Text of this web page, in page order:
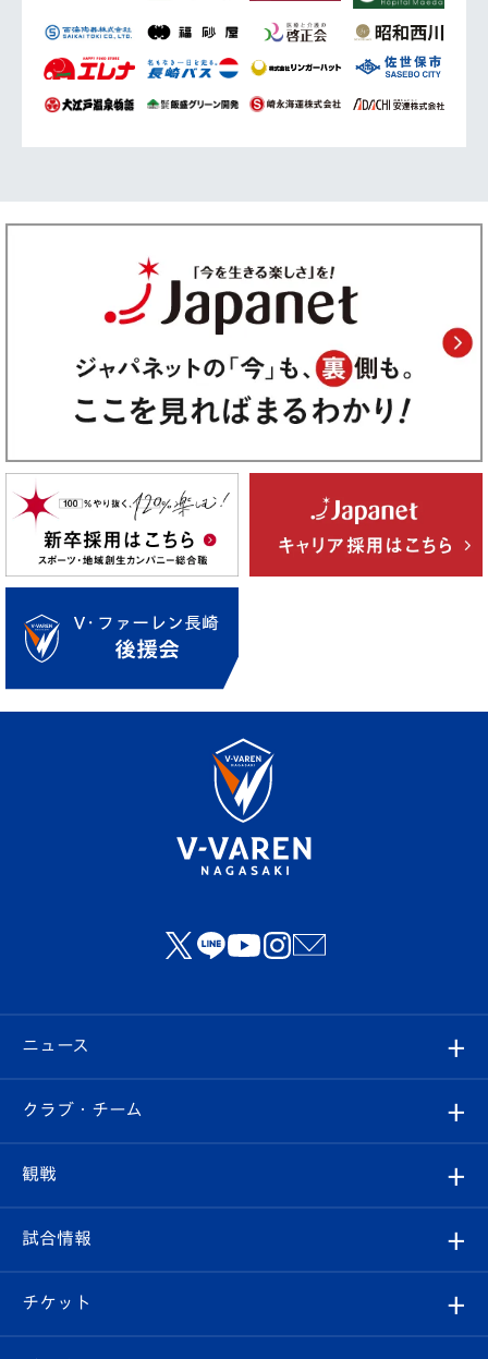
ニュース
すべて
クラブ
試合情報
クラブ・チーム
クラブ概要
エンブレム紹介
観戦
観戦ルール
はじめての観戦ガイド
試合情報
試合日程/結果
チケット